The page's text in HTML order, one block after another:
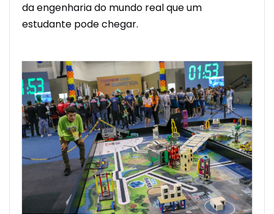
da engenharia do mundo real que um
estudante pode chegar.